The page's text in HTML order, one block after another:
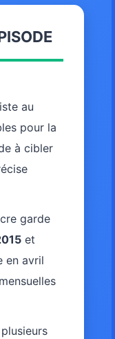
au
pour la
à cibler
garde
et
en avril